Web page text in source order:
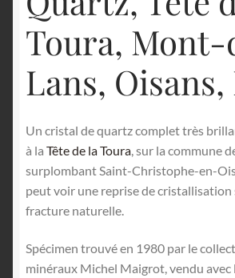
Toura,
Lans, Oisans,
Un cristal de quartz complet très
à la Tête de la Toura , sur la commune
surplombant Saint-Christophe-en-
peut voir une reprise de cristallisation
fracture naturelle.
Spécimen trouvé en 1980 par le
minéraux Michel Maigrot, vendu avec